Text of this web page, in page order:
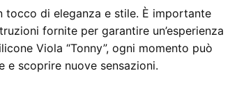
tocco di eleganza e stile. È importante
fornite per garantire un’esperienza
Viola “Tonny”, ogni momento può
e scoprire nuove sensazioni.